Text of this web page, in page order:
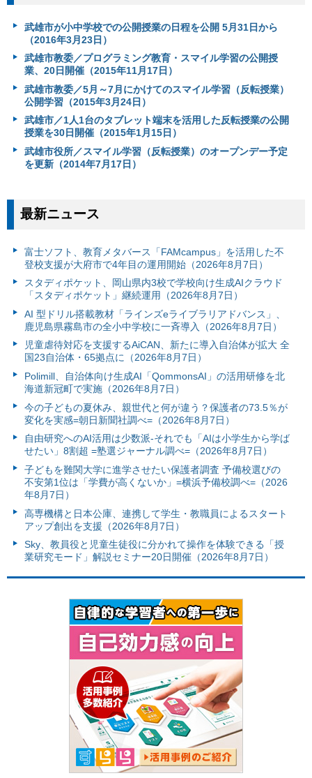
武雄市が小中学校での公開授業の日程を公開 5月31日から
（2016年3月23日）
武雄市教委／プログラミング教育・スマイル学習の公開授
業、20日開催（2015年11月17日）
武雄市教委／5月～7月にかけてのスマイル学習（反転授業）
公開学習（2015年3月24日）
武雄市／1人1台のタブレット端末を活用した反転授業の公開
授業を30日開催（2015年1月15日）
武雄市役所／スマイル学習（反転授業）のオープンデー予定
を更新（2014年7月17日）
最新ニュース
富⼠ソフト、教育メタバース「FAMcampus」を活用した不
登校支援が大府市で4年目の運用開始（2026年8月7日）
スタディポケット、岡山県内3校で学校向け生成AIクラウド
「スタディポケット」継続運用（2026年8月7日）
AI 型ドリル搭載教材「ラインズeライブラリアドバンス」、
鹿児島県霧島市の全小中学校に一斉導入（2026年8月7日）
児童虐待対応を支援するAiCAN、新たに導入自治体が拡大 全
国23自治体・65拠点に（2026年8月7日）
Polimill、自治体向け生成AI「QommonsAI」の活用研修を北
海道新冠町で実施（2026年8月7日）
今の子どもの夏休み、親世代と何が違う？保護者の73.5％が
変化を実感=朝日新聞社調べ=（2026年8月7日）
自由研究へのAI活用は少数派-それでも「AIは小学生から学ば
せたい」8割超 =塾選ジャーナル調べ=（2026年8月7日）
子どもを難関大学に進学させたい保護者調査 予備校選びの
不安第1位は「学費が高くないか」=横浜予備校調べ=（2026
年8月7日）
高専機構と日本公庫、連携して学生・教職員によるスタート
アップ創出を支援（2026年8月7日）
Sky、教員役と児童生徒役に分かれて操作を体験できる「授
業研究モード」解説セミナー20日開催（2026年8月7日）